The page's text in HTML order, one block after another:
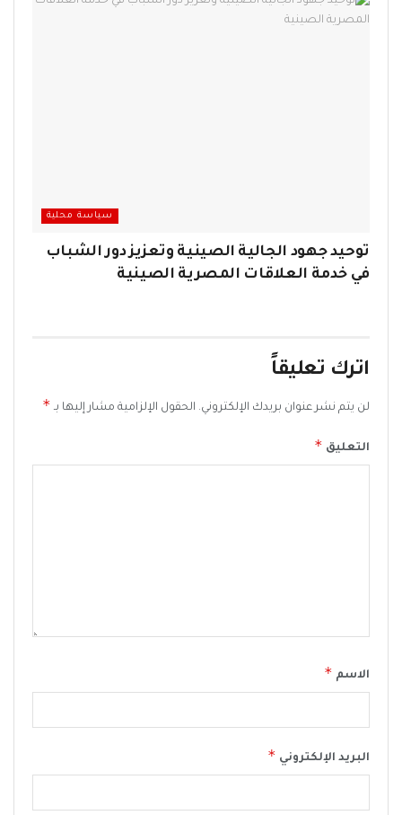
سياسة محلية
توحيد جهود الجالية الصينية وتعزيز دور الشباب
في خدمة العلاقات المصرية الصينية
اترك تعليقاً
لن يتم نشر عنوان بريدك الإلكتروني. الحقول الإلزامية مشار إليها بـ *
التعليق *
الاسم *
البريد الإلكتروني *